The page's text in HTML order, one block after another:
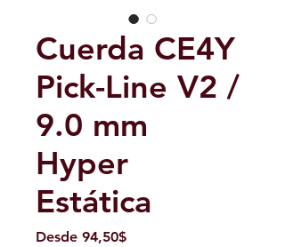
Cuerda CE4Y
Pick-Line V2 /
9.0 mm
Hyper
Estática
Desde 94,50$Precio